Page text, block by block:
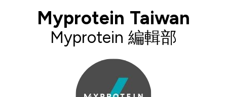
Myprotein Taiwan
Myprotein 編輯部